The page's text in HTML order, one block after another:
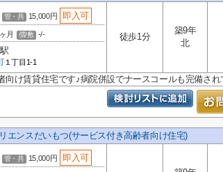
管・共 15,000円 即入可
月 償/敷 -/-
１丁目1-1
徒歩1分
築9年
北
向け賃貸住宅です♪病院併設でナースコールも完備さ
エンスだいもつ(サービス付き高齢者向け住宅)
管・共 15,000円 即入可